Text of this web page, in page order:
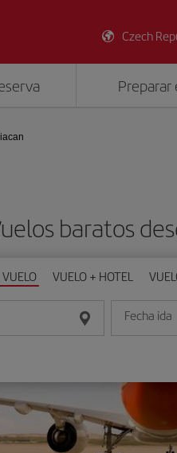
Czech
Preparar
baratos
VUELO VUELO + HOTEL
Fecha ida
Introduce la